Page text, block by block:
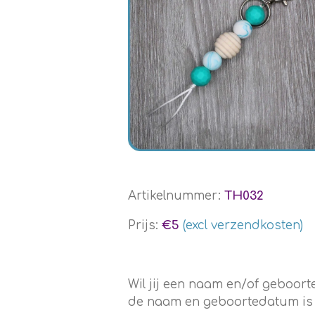
Artikelnummer: TH032
Prijs: €5 (excl verzendkosten)
Wil jij een naam en/of
de naam en geboortedatum